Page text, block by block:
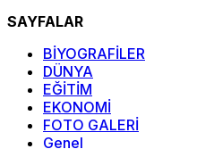
SAYFALAR
BİYOGRAFİLER
DÜNYA
EĞİTİM
EKONOMİ
FOTO GALERİ
Genel